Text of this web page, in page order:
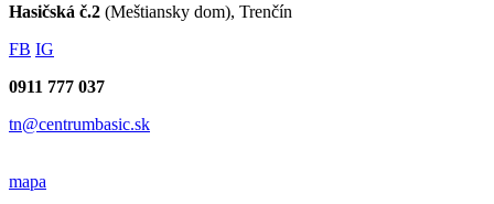
Hasičská č.2 (Meštiansky dom), Trenčín
FB IG
0911 777 037
tn@centrumbasic.sk
mapa